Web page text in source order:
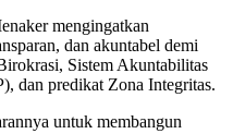
mengingatkan
dan akuntabel demi
Sistem Akuntabilitas
dan predikat Zona Integritas.
untuk membangun